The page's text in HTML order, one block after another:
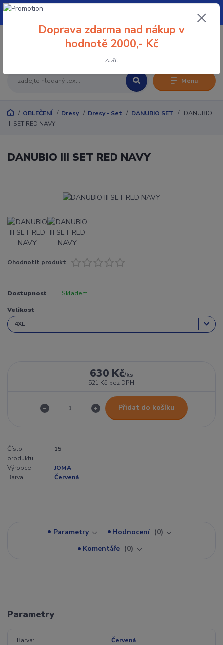
Menu
+420 608 032 114
OBLEČENÍ Dresy Dresy - Set DANUBIO SET
DANUBIO
III SET RED NAVY
DANUBIO III SET RED NAVY
Ohodnotit produkt
Dostupnost Skladem
Velikost
630 Kč/ks
521 Kč bez DPH
Přidat do košíku
Číslo
produktu:
15
Výrobce:
JOMA
Barva:
Červená
Parametry Hodnocení
0
Komentáře
0
Parametry
Barva Červená
Doprava zdarma nad nákup v
hodnotě 2000,- Kč
Zavřít